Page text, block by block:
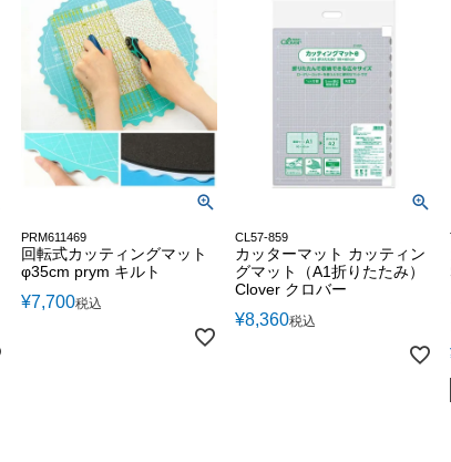
PRM611469
回転式カッティングマット
φ35cm prym キルト
¥7,700税込
CL57-859
カッターマット カッティン
グマット（A1折りたたみ）
Clover クロバー
¥8,360税込